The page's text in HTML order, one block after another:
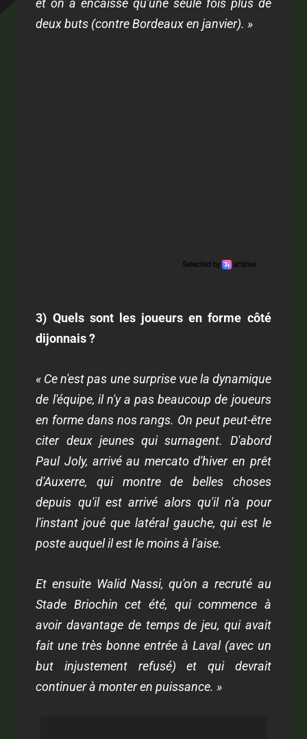
et on a encaissé qu'une seule fois plus de
deux buts (contre Bordeaux en janvier). »
3) Quels sont les joueurs en forme côté
dijonnais ?
« Ce n'est pas une surprise vue la dynamique
de l'équipe, il n'y a pas beaucoup de joueurs
en forme dans nos rangs. On peut peut-être
citer deux jeunes qui surnagent. D'abord
Paul Joly, arrivé au mercato d'hiver en prêt
d'Auxerre, qui montre de belles choses
depuis qu'il est arrivé alors qu'il n'a pour
l'instant joué que latéral gauche, qui est le
poste auquel il est le moins à l'aise.
Et ensuite Walid Nassi, qu'on a recruté au
Stade Briochin cet été, qui commence à
avoir davantage de temps de jeu, qui avait
fait une très bonne entrée à Laval (avec un
but injustement refusé) et qui devrait
continuer à monter en puissance. »